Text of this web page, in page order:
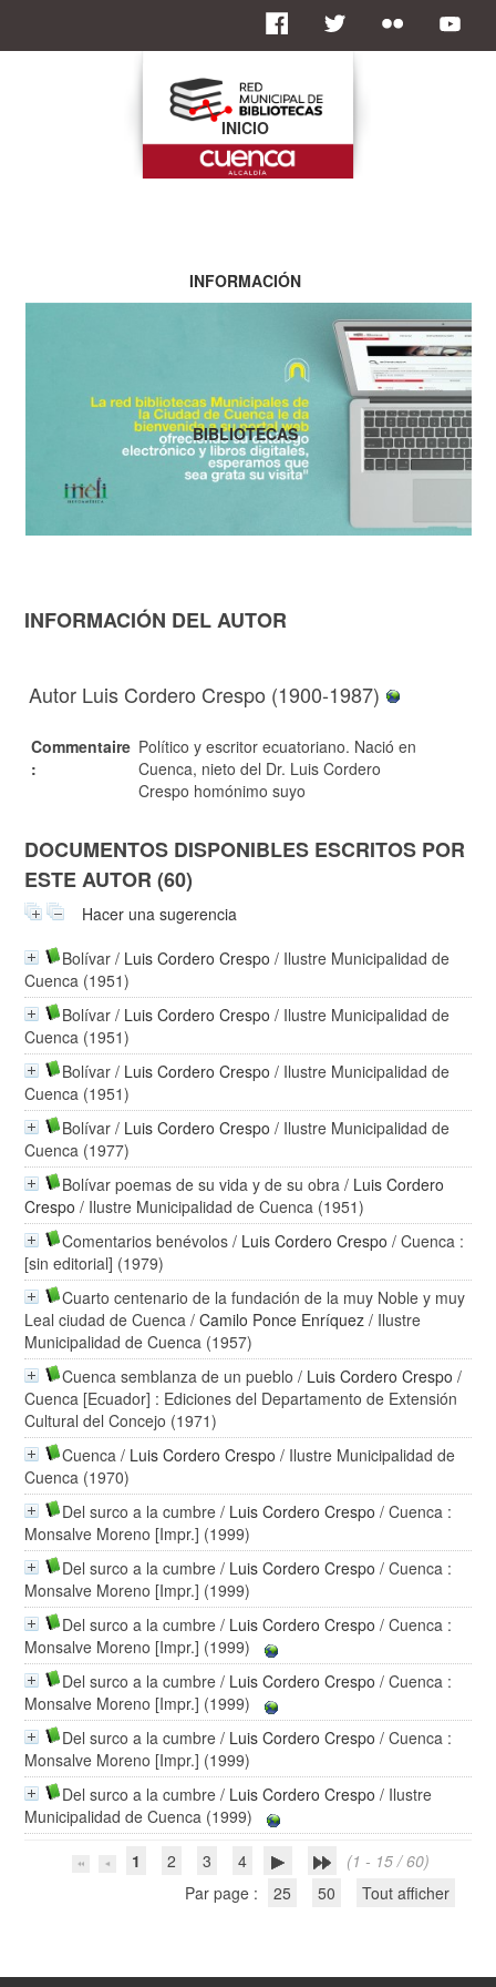
INFORMACIÓN DEL AUTOR
Autor Luis Cordero Crespo (1900-1987)
Commentaire
:
Político y escritor ecuatoriano. Nació en
Cuenca, nieto del Dr. Luis Cordero
Crespo homónimo suyo
DOCUMENTOS DISPONIBLES ESCRITOS POR
ESTE AUTOR (60)
Hacer una sugerencia
Bolívar / Luis Cordero Crespo / Ilustre Municipalidad de
Cuenca (1951)
Bolívar / Luis Cordero Crespo / Ilustre Municipalidad de
Cuenca (1951)
Bolívar / Luis Cordero Crespo / Ilustre Municipalidad de
Cuenca (1951)
Bolívar / Luis Cordero Crespo / Ilustre Municipalidad de
Cuenca (1977)
Bolívar poemas de su vida y de su obra / Luis Cordero
Crespo / Ilustre Municipalidad de Cuenca (1951)
Comentarios benévolos / Luis Cordero Crespo / Cuenca :
[sin editorial] (1979)
Cuarto centenario de la fundación de la muy Noble y muy
Leal ciudad de Cuenca /Camilo Ponce Enríquez / Ilustre
Municipalidad de Cuenca (1957)
Cuenca semblanza de un pueblo / Luis Cordero Crespo /
Cuenca [Ecuador] : Ediciones del Departamento de Extensión
Cultural del Concejo (1971)
Cuenca / Luis Cordero Crespo / Ilustre Municipalidad de
Cuenca (1970)
Del surco a la cumbre / Luis Cordero Crespo / Cuenca :
Monsalve Moreno [Impr.] (1999)
Del surco a la cumbre / Luis Cordero Crespo / Cuenca :
Monsalve Moreno [Impr.] (1999)
Del surco a la cumbre / Luis Cordero Crespo / Cuenca :
Monsalve Moreno [Impr.] (1999)
Del surco a la cumbre / Luis Cordero Crespo / Cuenca :
Monsalve Moreno [Impr.] (1999)
Del surco a la cumbre / Luis Cordero Crespo / Cuenca :
Monsalve Moreno [Impr.] (1999)
Del surco a la cumbre / Luis Cordero Crespo / Ilustre
Municipalidad de Cuenca (1999)
1
2 3 4
(1 - 15 / 60)
Par page :
25 50 Tout afficher
INICIO
INFORMACIÓN
BIBLIOTECAS